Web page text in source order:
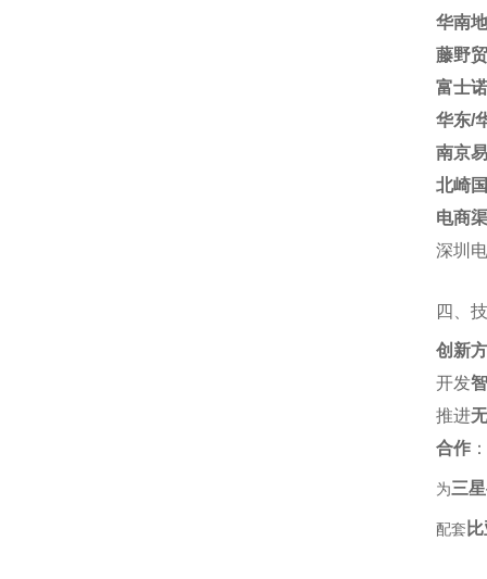
华南
藤野
富士
华东/
南京
北崎
电商
深圳
四、
创新
开发‌
推进‌
合作 ‌：
为‌三
配套‌